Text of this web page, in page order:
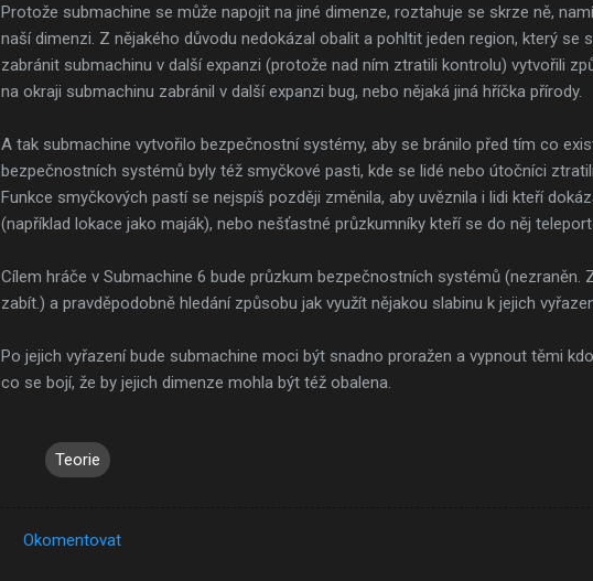
Protože submachine se může napojit na jiné dimenze, roztahuje se skrze ně,
naší dimenzi. Z nějakého důvodu nedokázal obalit a pohltit jeden region, který se
zabránit submachinu v další expanzi (protože nad ním ztratili kontrolu) vytvořili
na okraji submachinu zabránil v další expanzi bug, nebo nějaká jiná hříčka přírody.
A tak submachine vytvořilo bezpečnostní systémy, aby se bránilo před tím co
bezpečnostních systémů byly též smyčkové pasti, kde se lidé nebo útočníci
Funkce smyčkových pastí se nejspíš později změnila, aby uvěznila i lidi kteří
(například lokace jako maják), nebo nešťastné průzkumníky kteří se do něj
Cílem hráče v Submachine 6 bude průzkum bezpečnostních systémů (nezraněn.
zabít.) a pravděpodobně hledání způsobu jak využít nějakou slabinu k jejich
Po jejich vyřazení bude submachine moci být snadno proražen a vypnout těmi
co se bojí, že by jejich dimenze mohla být též obalena.
Teorie
Okomentovat